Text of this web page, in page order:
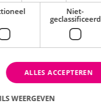
Fulltime
Parttime
MBO
HBO
Onderhoud
Keuringen
Werktuigbouwkunde
Niet-
geclassificeerd
ALLES ACCEPTEREN
WEERGEVEN